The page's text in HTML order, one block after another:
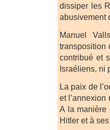
dissiper les
abusivement
Manuel
transposition
contribué et
Israéliens, ni
La paix de
et
A la manière
Hitler et à